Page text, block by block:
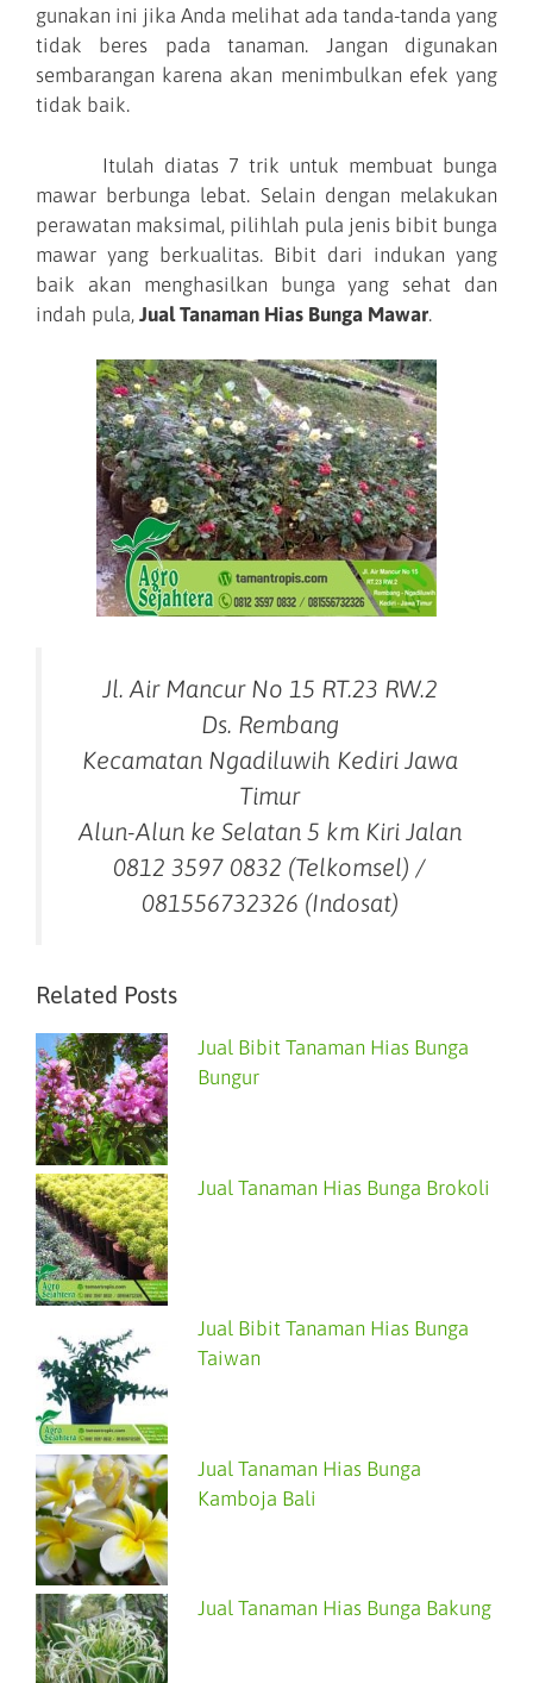
gunakan ini jika Anda melihat ada tanda-tanda yang
tidak beres pada tanaman. Jangan digunakan
sembarangan karena akan menimbulkan efek yang
tidak baik.
Itulah diatas 7 trik untuk membuat bunga
mawar berbunga lebat. Selain dengan melakukan
perawatan maksimal, pilihlah pula jenis bibit bunga
mawar yang berkualitas. Bibit dari indukan yang
baik akan menghasilkan bunga yang sehat dan
indah pula, Jual Tanaman Hias Bunga Mawar.
Jl. Air Mancur No 15 RT.23 RW.2
Ds. Rembang
Kecamatan Ngadiluwih Kediri Jawa
Timur
Alun-Alun ke Selatan 5 km Kiri Jalan
0812 3597 0832 (Telkomsel) /
081556732326 (Indosat)
Related Posts
Jual Bibit Tanaman Hias Bunga
Bungur
Jual Tanaman Hias Bunga Brokoli
Jual Bibit Tanaman Hias Bunga
Taiwan
Jual Tanaman Hias Bunga
Kamboja Bali
Jual Tanaman Hias Bunga Bakung